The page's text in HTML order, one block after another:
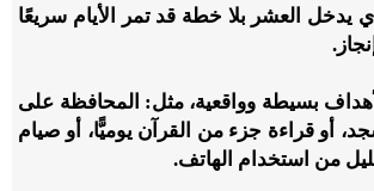
يدخل العشر بلا خطة قد تمر الأيام سريعًا
بسيطة وواقعية، مثل: المحافظة على
أو قراءة جزء من القرآن يوميًّا، أو صيام
من استخدام الهاتف.